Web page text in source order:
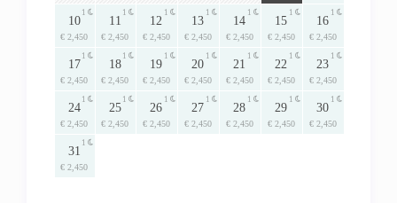
10
€ 2,450
1
11
€ 2,450
1
12
€ 2,450
1
13
€ 2,450
1
14
€ 2,450
1
15
€ 2,450
1
16
€ 2,450
1
17
€ 2,450
1
18
€ 2,450
1
19
€ 2,450
1
20
€ 2,450
1
21
€ 2,450
1
22
€ 2,450
1
23
€ 2,450
1
24
€ 2,450
1
25
€ 2,450
1
26
€ 2,450
1
27
€ 2,450
1
28
€ 2,450
1
29
€ 2,450
1
30
€ 2,450
1
31
€ 2,450
1